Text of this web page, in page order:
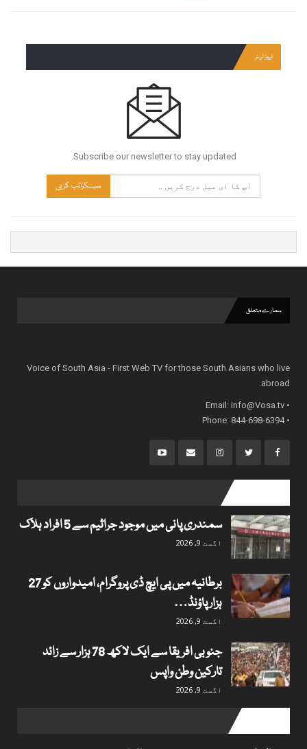
نیوز لیٹر
Subscribe our newsletter to stay updated.
سبسکرائب کریں
ہمارے متعلق
Voice of South Asia - First Web TV for those South Asians who live
abroad.
• Email:
info@Vosa.tv
• Phone: 844-698-6394
سمندری پانی میں موجود جراثیم سے 5 افراد ہلاک
اگست 9, 2026
برطانیہ میں پی ایچ ڈی پروگرام، امیدواروں کو 27
ہزار پاؤنڈ…
اگست 9, 2026
جنوبی افریقا سے ایک لاکھ 78 ہزار سے زائد
تارکین وطن واپس
اگست 9, 2026